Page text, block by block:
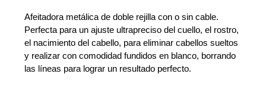
Afeitadora metálica de doble rejilla con o sin cable.
Perfecta para un ajuste ultrapreciso del cuello, el rostro,
el nacimiento del cabello, para eliminar cabellos sueltos
y realizar con comodidad fundidos en blanco, borrando
las líneas para lograr un resultado perfecto.